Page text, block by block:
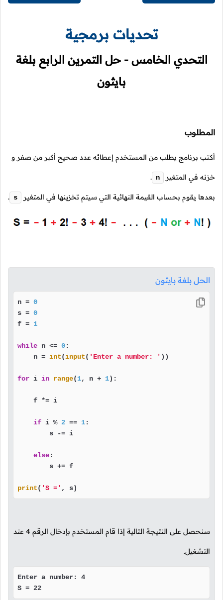
تحديات برمجية
التحدي الخامس - حل التمرين الرابع بلغة
بايثون
المطلوب
أكتب برنامج يطلب من المستخدم إعطائه عدد صحيح أكبر من صفر و
خزنه في المتغير n
.
بعدها يقوم بحساب القيمة النهائية التي سيتم تخزينها في المتغير s
.
الحل بلغة بايثون
n = 0
s = 0
f = 1
while n <= 0:
    n =
int(input( 'Enter a number: ' ))
for i in range(1, n + 1):
    f *= i
if i % 2 == 1:
        s -= i
else:
        s += f
print( 'S =' , s)
سنحصل على النتيجة التالية إذا قام المستخدم بإدخال الرقم 4 عند
التشغيل.
Enter a number: 4
S = 22